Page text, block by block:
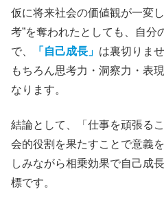
仮に将来社会の価値観が一変
考”を奪われたとしても、自分
で、
「自己成長」 は裏切りま
もちろん思考力・洞察力・表
なります。
結論として、「仕事を頑張る
会的役割を果たすことで意義
しみながら相乗効果で自己成
標です。